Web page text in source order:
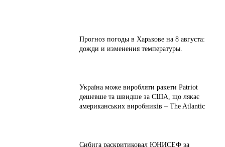
Прогноз погоды в Харькове на 8 августа:
дожди и изменения температуры.
Україна може виробляти ракети Patriot
дешевше та швидше за США, що лякає
американських виробників – The Atlantic
Сибига раскритиковал ЮНИСЕФ за